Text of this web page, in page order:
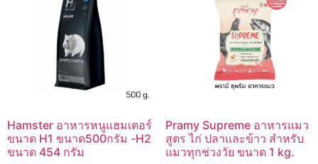
Hamster อาหารหนูแฮมเตอร์
ขนาด H1 ขนาด500กรัม -H2
ขนาด 454 กรัม
Pramy Supreme อาหารแมว
สูตร ไก่ ปลาและข้าว สำหรับ
แมวทุกช่วงวัย ขนาด 1 kg.